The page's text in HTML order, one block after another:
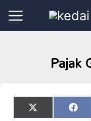
Pajak
Share
X Share